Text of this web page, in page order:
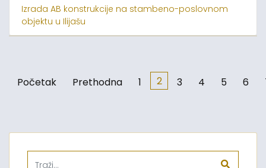
Izrada AB konstrukcije na stambeno-poslovnom
objektu u Ilijašu
Početak Prethodna 1 2 3 4 5 6